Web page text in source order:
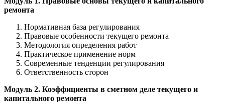
ремонта
Нормативная база регулирования
Правовые особенности текущего ремонта
Методология определения работ
Практическое применение норм
Современные тенденции регулирования
Ответственность сторон
Модуль 2. Коэффициенты в сметном деле текущего и
капитального ремонта